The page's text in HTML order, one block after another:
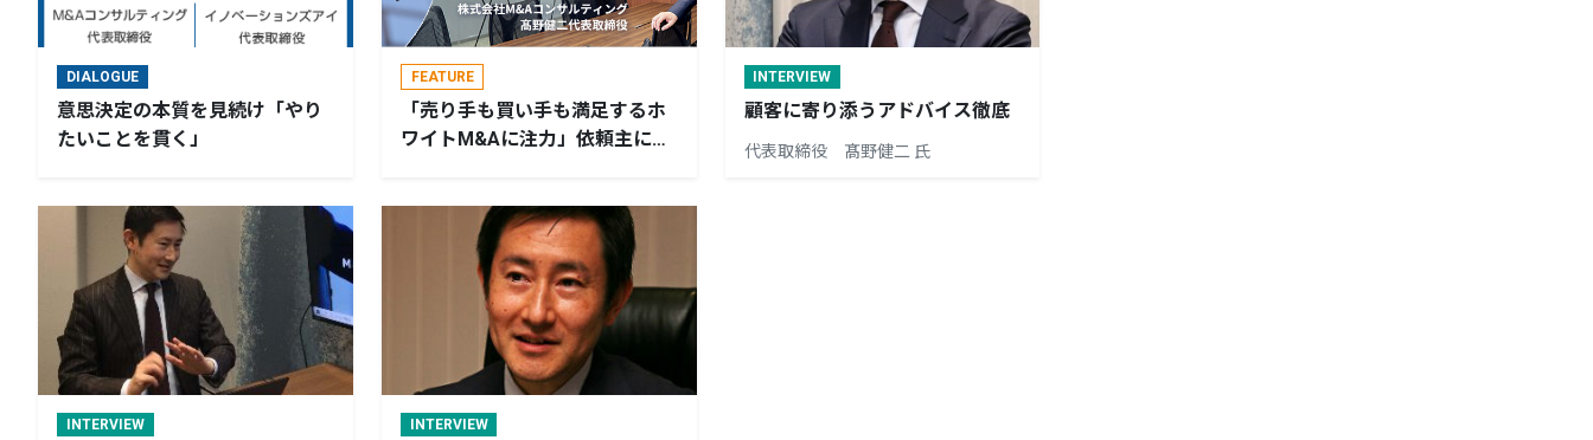
DIALOGUE
意思決定の本質を見続け「やり
たいことを貫く」
FEATURE
「売り手も買い手も満足するホ
ワイトM&Aに注力」依頼主にと
INTERVIEW
顧客に寄り添うアドバイス徹底
代表取締役 髙野健二 氏
INTERVIEW INTERVIEW